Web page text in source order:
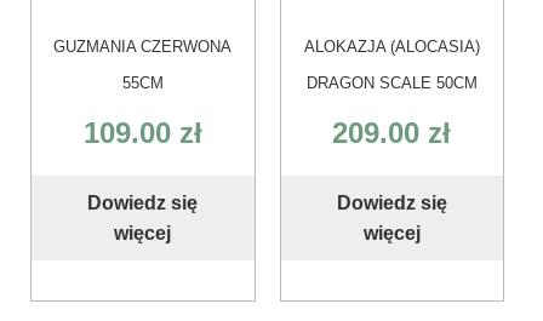
GUZMANIA CZERWONA
55CM
109.00 zł
Dowiedz się
więcej
ALOKAZJA (ALOCASIA)
DRAGON SCALE 50CM
209.00 zł
Dowiedz się
więcej